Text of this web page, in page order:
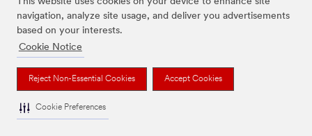
navigation, analyze site usage, and deliver you advertisements
based on your interests.
Cookie Notice
Reject Non-Essential Cookies Accept Cookies
Cookie Preferences